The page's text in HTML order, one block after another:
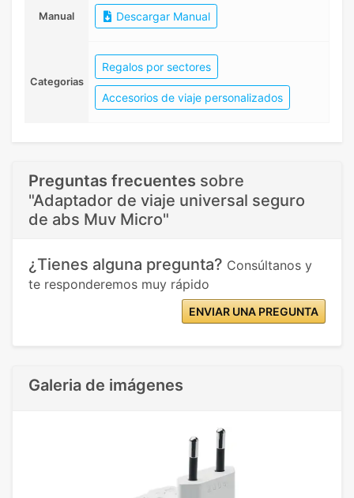
Manual Descargar Manual
Categorias
Regalos por sectores
Accesorios de viaje personalizados
Preguntas frecuentes sobre
"Adaptador de viaje universal seguro
de abs Muv Micro"
¿Tienes alguna pregunta? Consúltanos y
te responderemos muy rápido
ENVIAR UNA PREGUNTA
Galeria de imágenes